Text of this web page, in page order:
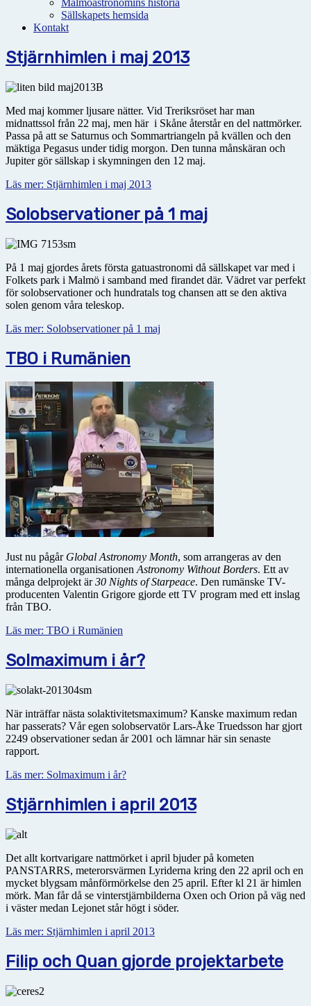
Malmöastronomins historia
Sällskapets hemsida
Kontakt
Stjärnhimlen i maj 2013
Med maj kommer ljusare nätter. Vid Treriksröset har man
midnattssol från 22 maj, men här i Skåne återstår en del nattmörker.
Passa på att se Saturnus och Sommartriangeln på kvällen och den
mäktiga Pegasus under tidig morgon. Den tunna månskäran och
Jupiter gör sällskap i skymningen den 12 maj.
Läs mer: Stjärnhimlen i maj 2013
Solobservationer på 1 maj
På 1 maj gjordes årets första gatuastronomi då sällskapet var med i
Folkets park i Malmö i samband med firandet där. Vädret var perfekt
för solobservationer och hundratals tog chansen att se den aktiva
solen genom våra teleskop.
Läs mer: Solobservationer på 1 maj
TBO i Rumänien
Just nu pågår Global Astronomy Month, som arrangeras av den
internationella organisationen Astronomy Without Borders. Ett av
många delprojekt är30 Nights of Starpeace. Den rumänske TV-
producenten Valentin Grigore gjorde ett TV program med ett inslag
från TBO.
Läs mer: TBO i Rumänien
Solmaximum i år?
När inträffar nästa solaktivitetsmaximum? Kanske maximum redan
har passerats? Vår egen solobservatör Lars-Åke Truedsson har gjort
2249 observationer sedan år 2001 och lämnar här sin senaste
rapport.
Läs mer: Solmaximum i år?
Stjärnhimlen i april 2013
Det allt kortvarigare nattmörket i april bjuder på kometen
PANSTARRS, meterorsvärmen Lyriderna kring den 22 april och en
mycket blygsam månförmörkelse den 25 april. Efter kl 21 är himlen
mörk. Man får då se vinterstjärnbilderna Oxen och Orion på väg ned
i väster medan Lejonet står högt i söder.
Läs mer: Stjärnhimlen i april 2013
Filip och Quan gjorde projektarbete